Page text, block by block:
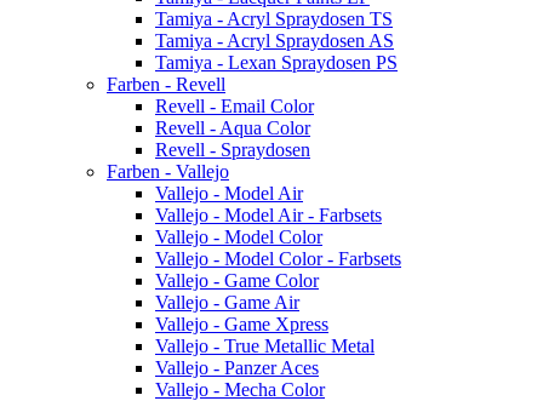
Tamiya - Acryl Spraydosen TS
Tamiya - Acryl Spraydosen AS
Tamiya - Lexan Spraydosen PS
Farben - Revell
Revell - Email Color
Revell - Aqua Color
Revell - Spraydosen
Farben - Vallejo
Vallejo - Model Air
Vallejo - Model Air - Farbsets
Vallejo - Model Color
Vallejo - Model Color - Farbsets
Vallejo - Game Color
Vallejo - Game Air
Vallejo - Game Xpress
Vallejo - True Metallic Metal
Vallejo - Panzer Aces
Vallejo - Mecha Color